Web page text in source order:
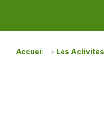
Accueil > Les Activités